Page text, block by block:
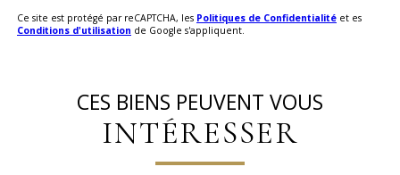
Ce site est protégé par reCAPTCHA, les Politiques de Confidentialité et es
Conditions d'utilisation de Google s'appliquent.
CES BIENS PEUVENT VOUS
INTÉRESSER